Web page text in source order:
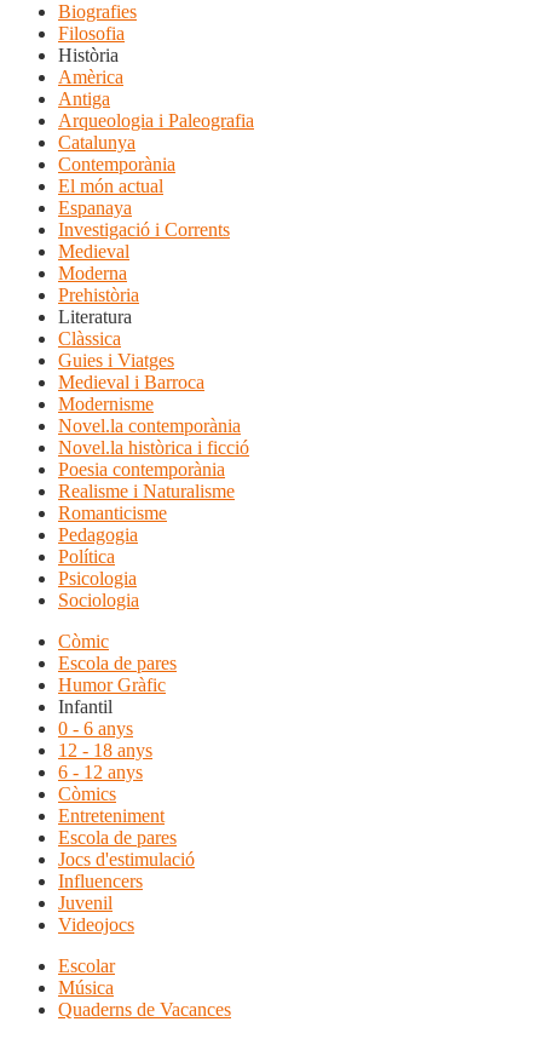
Biografies
Filosofia
Història
Amèrica
Antiga
Arqueologia i Paleografia
Catalunya
Contemporània
El món actual
Espanaya
Investigació i Corrents
Medieval
Moderna
Prehistòria
Literatura
Clàssica
Guies i Viatges
Medieval i Barroca
Modernisme
Novel.la contemporània
Novel.la històrica i ficció
Poesia contemporània
Realisme i Naturalisme
Romanticisme
Pedagogia
Política
Psicologia
Sociologia
Còmic
Escola de pares
Humor Gràfic
Infantil
0 - 6 anys
12 - 18 anys
6 - 12 anys
Còmics
Entreteniment
Escola de pares
Jocs d'estimulació
Influencers
Juvenil
Videojocs
Escolar
Música
Quaderns de Vacances